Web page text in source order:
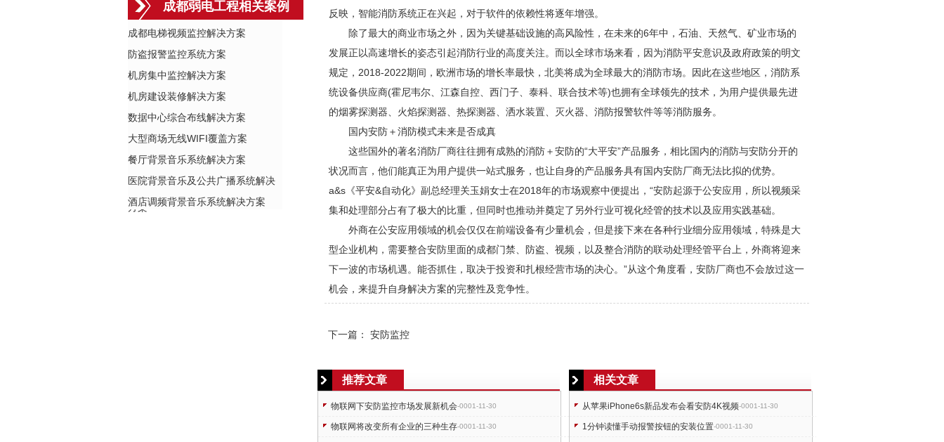
成都弱电工程相关案例
成都电梯视频监控解决方案
防盗报警监控系统方案
机房集中监控解决方案
机房建设装修解决方案
数据中心综合布线解决方案
大型商场无线WIFI覆盖方案
餐厅背景音乐系统解决方案
医院背景音乐及公共广播系统解决
方案
酒店调频背景音乐系统解决方案
反映，智能消防系统正在兴起，对于软件的依赖性将逐年增强。
除了最大的商业市场之外，因为关键基础设施的高风险性，在未来的6年中，石油、天然气、矿业市场的
发展正以高速增长的姿态引起消防行业的高度关注。而以全球市场来看，因为消防平安意识及政府政策的明文
规定，2018-2022期间，欧洲市场的增长率最快，北美将成为全球最大的消防市场。因此在这些地区，消防系
统设备供应商(霍尼韦尔、江森自控、西门子、泰科、联合技术等)也拥有全球领先的技术，为用户提供最先进
的烟雾探测器、火焰探测器、热探测器、洒水装置、灭火器、消防报警软件等等消防服务。
国内安防＋消防模式未来是否成真
这些国外的著名消防厂商往往拥有成熟的消防＋安防的“大平安”产品服务，相比国内的消防与安防分开的
状况而言，他们能真正为用户提供一站式服务，也让自身的产品服务具有国内安防厂商无法比拟的优势。
a&s《平安&自动化》副总经理关玉娟女士在2018年的市场观察中便提出，“安防起源于公安应用，所以视频采
集和处理部分占有了极大的比重，但同时也推动并奠定了另外行业可视化经管的技术以及应用实践基础。
外商在公安应用领域的机会仅仅在前端设备有少量机会，但是接下来在各种行业细分应用领域，特殊是大
型企业机构，需要整合安防里面的成都门禁 、防盗、视频，以及整合消防的联动处理经管平台上，外商将迎来
下一波的市场机遇。能否抓住，取决于投资和扎根经营市场的决心。”从这个角度看， 安防厂商也不会放过这一
机会，来提升自身解决方案的完整性及竞争性。
下一篇： 安防监控
推荐文章
物联网下安防监控市场发展新机会-0001-11-30
物联网将改变所有企业的三种生存-0001-11-30
相关文章
从苹果iPhone6s新品发布会看安防4K视频-0001-11-30
1分钟读懂手动报警按钮的安装位置-0001-11-30